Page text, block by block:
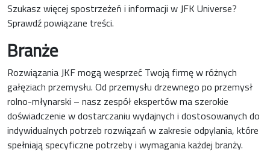
Szukasz więcej spostrzeżeń i informacji w JFK Universe?
Sprawdź powiązane treści.
Branże
Rozwiązania JKF mogą wesprzeć Twoją firmę w różnych
gałęziach przemysłu. Od przemysłu drzewnego po przemysł
rolno-młynarski – nasz zespół ekspertów ma szerokie
doświadczenie w dostarczaniu wydajnych i dostosowanych do
indywidualnych potrzeb rozwiązań w zakresie odpylania, które
spełniają specyficzne potrzeby i wymagania każdej branży.